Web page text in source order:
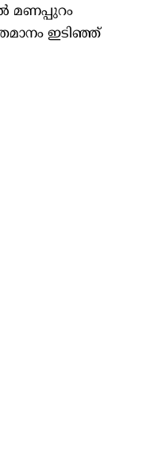
മണപ്പുറം
ഇടിഞ്ഞ്